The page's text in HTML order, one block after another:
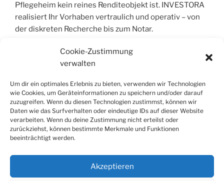
Cookie-Zustimmung
verwalten
Um dir ein optimales Erlebnis zu bieten, verwenden wir Technologien
wie Cookies, um Geräteinformationen zu speichern und/oder darauf
zuzugreifen. Wenn du diesen Technologien zustimmst, können wir
Daten wie das Surfverhalten oder eindeutige IDs auf dieser Website
verarbeiten. Wenn du deine Zustimmung nicht erteilst oder
zurückziehst, können bestimmte Merkmale und Funktionen
beeinträchtigt werden.
Akzeptieren
Pflegeheim kein reines Renditeobjekt ist. INVESTORA
realisiert Ihr Vorhaben vertraulich und operativ – von
der diskreten Recherche bis zum Notar.
GMBH & CO. KG. ALLE RECHTE VORBEHALT
Alle Informationen wurden sorgfältig
zusammengestellt, jedoch wird jegliche Haftung für
Richtigkeit und Vollständigkeit ausgeschlossen. Die
Inhalte dienen der allgemeinen Information und stellen
keine individuelle Fachberatung.